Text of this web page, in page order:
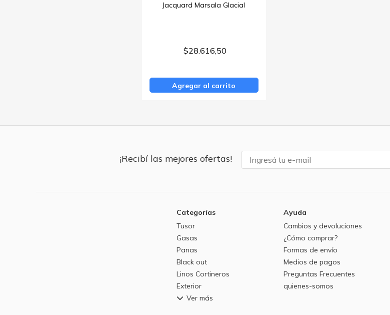
Jacquard Marsala Glacial
$28.616,50
Agregar al carrito
¡Recibí las mejores ofertas!
Categorías
Tusor
Gasas
Panas
Black out
Linos Cortineros
Exterior
Ver más
Ayuda
Cambios y devoluciones
¿Cómo comprar?
Formas de envío
Medios de pagos
Preguntas Frecuentes
quienes-somos